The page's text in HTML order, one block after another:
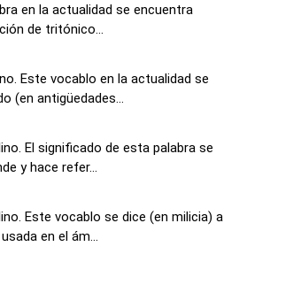
en la actualidad se encuentra
de tritónico...
Este vocablo en la actualidad se
(en antigüedades...
El significado de esta palabra se
y hace refer...
Este vocablo se dice (en milicia) a
en el ám...